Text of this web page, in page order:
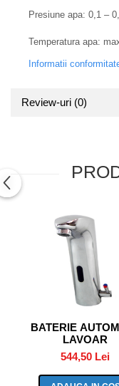
Presiune apa: 0,1 –
Temperatura apa:
Informatii
Review-uri (0)
BATERIE
LAVOAR
544,50 Lei